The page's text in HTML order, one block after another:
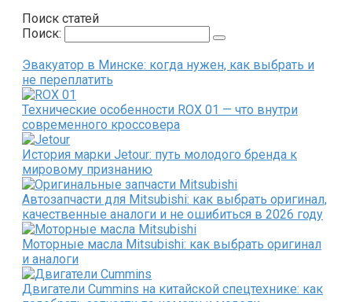
Поиск статей
Поиск:
Эвакуатор в Минске: когда нужен, как выбрать и
не переплатить
Технические особенности ROX 01 — что внутри
современного кроссовера
История марки Jetour: путь молодого бренда к
мировому признанию
Автозапчасти для Mitsubishi: как выбрать оригинал,
качественные аналоги и не ошибиться в 2026 году
Моторные масла Mitsubishi: как выбрать оригинал
и аналоги
Двигатели Cummins на китайской спецтехнике: как